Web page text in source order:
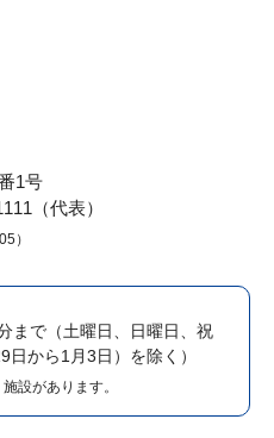
1号
（代表）
）
まで （土曜日、日曜日、祝
から1月3日）を除く）
設があります。